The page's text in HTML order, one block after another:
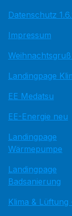
Datenschutz
Impressum
Landingpage
EE Medatsu
EE-Energie neu
Landingpage
Wärmepumpe
Landingpage
Badsanierung
Klima & Lüftung